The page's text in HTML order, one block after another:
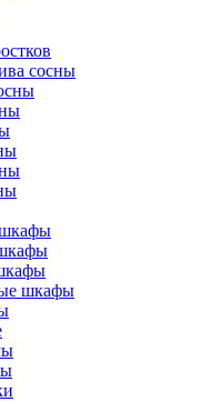
сосны
шкафы